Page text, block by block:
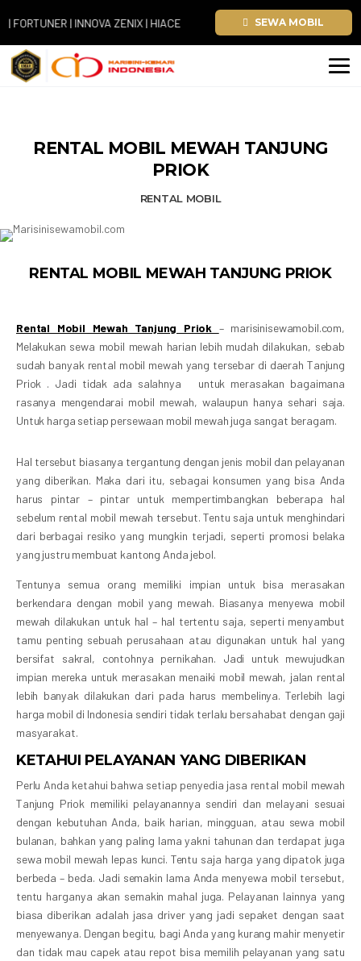
| INNOVA ZENIX | HIACE SEWA MOBIL
RENTAL MOBIL MEWAH TANJUNG
PRIOK
RENTAL MOBIL
RENTAL MOBIL MEWAH TANJUNG PRIOK
Rental Mobil Mewah Tanjung Priok – marisinisewamobil.com,
Melakukan sewa mobil mewah harian lebih mudah dilakukan, sebab
sudah banyak rental mobil mewah yang tersebar di daerah Tanjung
Priok . Jadi tidak ada salahnya untuk merasakan bagaimana
rasanya mengendarai mobil mewah, walaupun hanya sehari saja.
Untuk harga setiap persewaan mobil mewah juga sangat beragam.
Hal tersebut biasanya tergantung dengan jenis mobil dan pelayanan
yang diberikan. Maka dari itu, sebagai konsumen yang bisa Anda
harus pintar – pintar untuk mempertimbangkan beberapa hal
sebelum rental mobil mewah tersebut. Tentu saja untuk menghindari
dari berbagai resiko yang mungkin terjadi, seperti promosi belaka
yang justru membuat kantong Anda jebol.
Tentunya semua orang memiliki impian untuk bisa merasakan
berkendara dengan mobil yang mewah. Biasanya menyewa mobil
mewah dilakukan untuk hal – hal tertentu saja, seperti menyambut
tamu penting sebuah perusahaan atau digunakan untuk hal yang
bersifat sakral, contohnya pernikahan. Jadi untuk mewujudkan
impian mereka untuk merasakan menaiki mobil mewah, jalan rental
lebih banyak dilakukan dari pada harus membelinya. Terlebih lagi
harga mobil di Indonesia sendiri tidak terlalu bersahabat dengan gaji
masyarakat.
KETAHUI PELAYANAN YANG DIBERIKAN
Perlu Anda ketahui bahwa setiap penyedia jasa rental mobil mewah
Tanjung Priok memiliki pelayanannya sendiri dan melayani sesuai
dengan kebutuhan Anda, baik harian, mingguan, atau sewa mobil
bulanan, bahkan yang paling lama yakni tahunan dan terdapat juga
sewa mobil mewah lepas kunci. Tentu saja harga yang dipatok juga
berbeda – beda. Jadi semakin lama Anda menyewa mobil tersebut,
tentu harganya akan semakin mahal juga. Pelayanan lainnya yang
biasa diberikan adalah jasa driver yang jadi sepaket dengan saat
menyewanya. Dengan begitu, bagi Anda yang kurang mahir menyetir
dan tidak mau capek atau repot bisa memilih pelayanan yang satu